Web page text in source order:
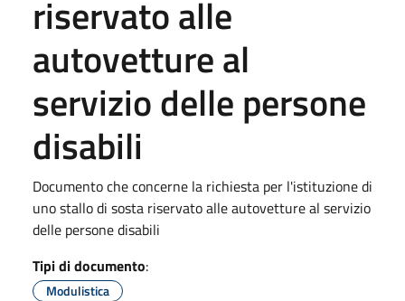
riservato alle
autovetture al
servizio delle persone
disabili
Documento che concerne la richiesta per l'istituzione di
uno stallo di sosta riservato alle autovetture al servizio
delle persone disabili
Tipi di documento:
Modulistica